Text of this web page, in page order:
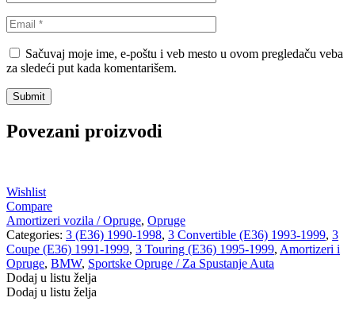
Sačuvaj moje ime, e-poštu i veb mesto u ovom pregledaču veba
za sledeći put kada komentarišem.
Povezani proizvodi
Wishlist
Compare
Amortizeri vozila / Opruge, Opruge
Categories: 3 (E36) 1990-1998, 3 Convertible (E36) 1993-1999, 3
Coupe (E36) 1991-1999, 3 Touring (E36) 1995-1999, Amortizeri i
Opruge, BMW, Sportske Opruge / Za Spustanje Auta
Dodaj u listu želja
Dodaj u listu želja